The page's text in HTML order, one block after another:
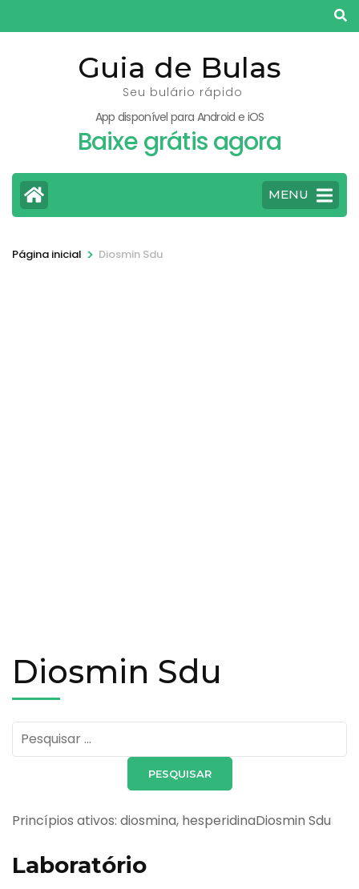
para
Guia de Bulas
Seu bulário rápido
App disponível para Android e iOS
Baixe grátis agora
MENU
Página inicial > Diosmin Sdu
Diosmin Sdu
Pesquisar
por:
Princípios ativos: diosmina, hesperidinaDiosmin Sdu
Laboratório